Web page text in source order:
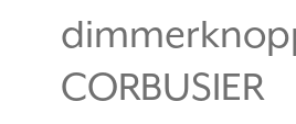
CORBUSIER